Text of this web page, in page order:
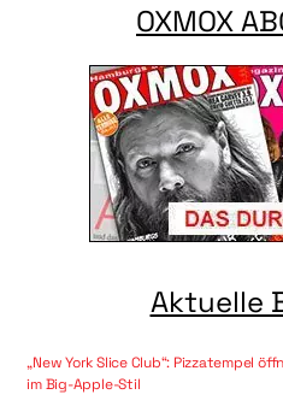
OXMOX
Aktuelle
„New York Slice Club“: Pizzatempel
im Big-Apple-Stil